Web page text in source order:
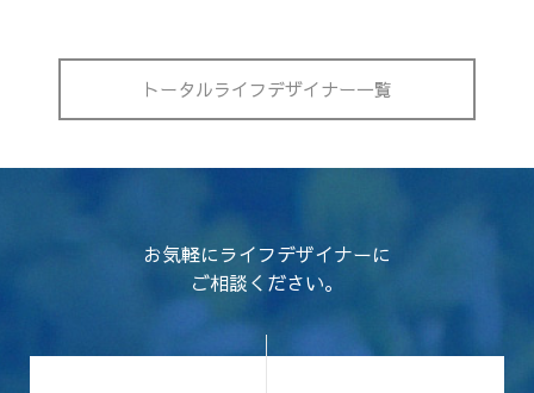
トータルライフデザイナー一覧
お気軽にライフデザイナーに
ご相談ください。